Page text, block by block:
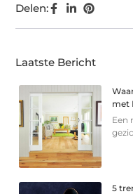
Delen:
Laatste Bericht
met
Een
5